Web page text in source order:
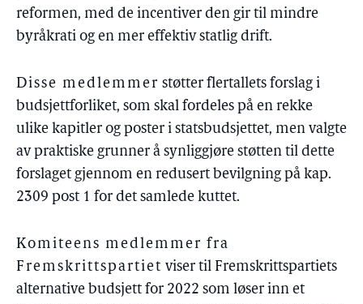
reformen, med de incentiver den gir til mindre
byråkrati og en mer effektiv statlig drift.
Disse medlemmer støtter flertallets forslag i
budsjettforliket, som skal fordeles på en rekke
ulike kapitler og poster i statsbudsjettet, men valgte
av praktiske grunner å synliggjøre støtten til dette
forslaget gjennom en redusert bevilgning på kap.
2309 post 1 for det samlede kuttet.
Komiteens medlemmer fra
Fremskrittspartiet viser til Fremskrittspartiets
alternative budsjett for 2022 som løser inn et